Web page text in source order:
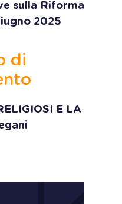
sulla Riforma
2025
di
E LA